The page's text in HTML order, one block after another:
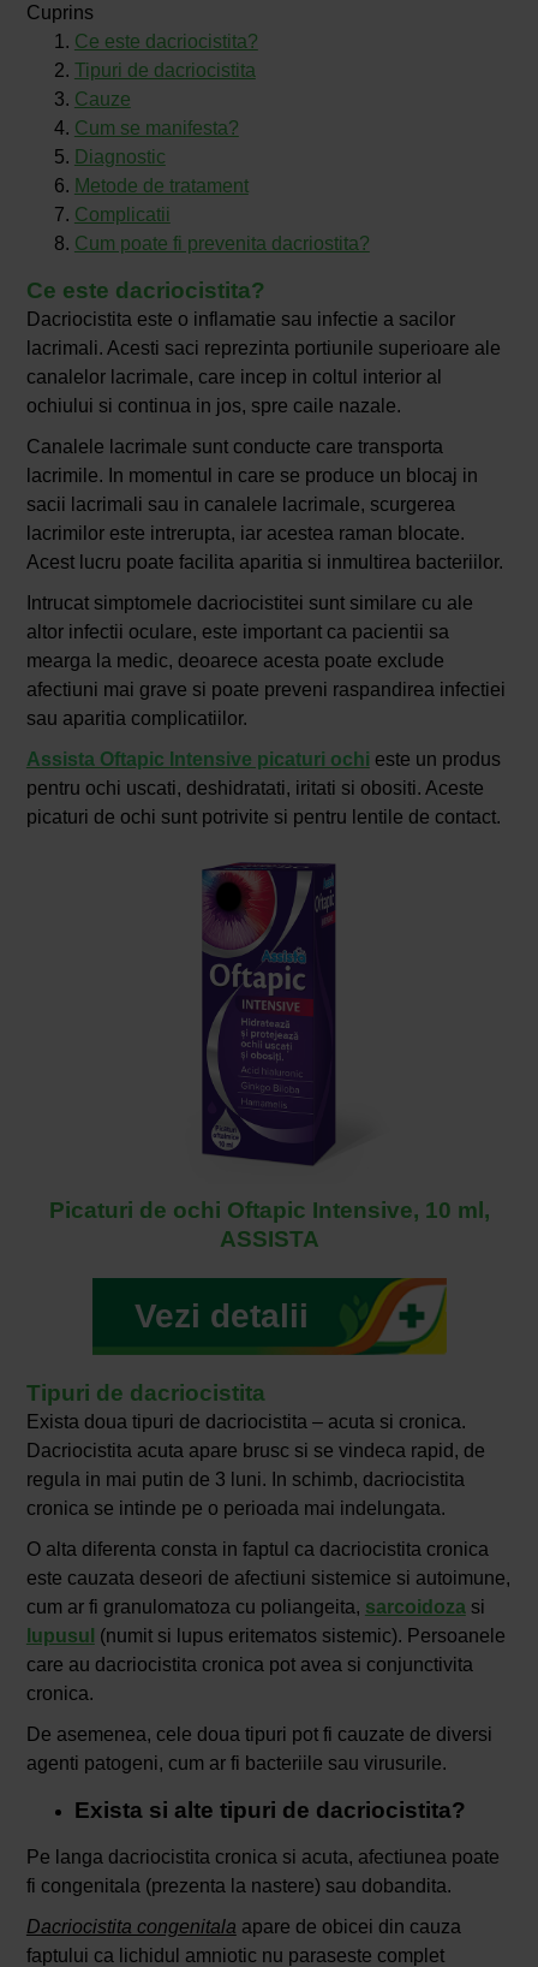
Cuprins
Ce este dacriocistita?
Tipuri de dacriocistita
Cauze
Cum se manifesta?
Diagnostic
Metode de tratament
Complicatii
Cum poate fi prevenita dacriostita?
Ce este dacriocistita?
Dacriocistita este o inflamatie sau infectie a sacilor
lacrimali. Acesti saci reprezinta portiunile superioare ale
canalelor lacrimale, care incep in coltul interior al
ochiului si continua in jos, spre caile nazale.
Canalele lacrimale sunt conducte care transporta
lacrimile. In momentul in care se produce un blocaj in
sacii lacrimali sau in canalele lacrimale, scurgerea
lacrimilor este intrerupta, iar acestea raman blocate.
Acest lucru poate facilita aparitia si inmultirea bacteriilor.
Intrucat simptomele dacriocistitei sunt similare cu ale
altor infectii oculare, este important ca pacientii sa
mearga la medic, deoarece acesta poate exclude
afectiuni mai grave si poate preveni raspandirea infectiei
sau aparitia complicatiilor.
Assista Oftapic Intensive picaturi ochi este un produs
pentru ochi uscati, deshidratati, iritati si obositi. Aceste
picaturi de ochi sunt potrivite si pentru lentile de contact.
Picaturi de ochi Oftapic Intensive, 10 ml,
ASSISTA
Vezi detalii
Tipuri de dacriocistita
Exista doua tipuri de dacriocistita – acuta si cronica.
Dacriocistita acuta apare brusc si se vindeca rapid, de
regula in mai putin de 3 luni. In schimb, dacriocistita
cronica se intinde pe o perioada mai indelungata.
O alta diferenta consta in faptul ca dacriocistita cronica
este cauzata deseori de afectiuni sistemice si autoimune,
cum ar fi granulomatoza cu poliangeita, sarcoidoza si
lupusul (numit si lupus eritematos sistemic). Persoanele
care au dacriocistita cronica pot avea si conjunctivita
cronica.
De asemenea, cele doua tipuri pot fi cauzate de diversi
agenti patogeni, cum ar fi bacteriile sau virusurile.
Exista si alte tipuri de dacriocistita?
Pe langa dacriocistita cronica si acuta, afectiunea poate
fi congenitala (prezenta la nastere) sau dobandita.
Dacriocistita congenitala apare de obicei din cauza
faptului ca lichidul amniotic nu paraseste complet